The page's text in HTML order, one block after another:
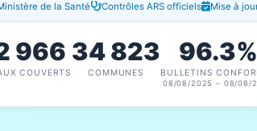
de la Santé Contrôles ARS officiels Mise à
966
COUVERTS
34 823
COMMUNES
96.3%
BULLETINS
08/08/2025 – 08/08/